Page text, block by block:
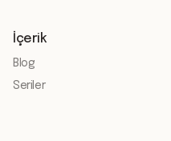
İçerik
Blog
Seriler